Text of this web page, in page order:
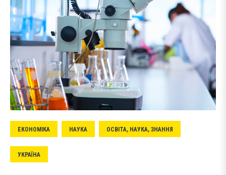
ЕКОНОМІКА НАУКА ОСВІТА, НАУКА, ЗНАННЯ
УКРАЇНА